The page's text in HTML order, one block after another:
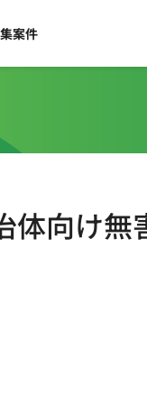
案件
体向け無